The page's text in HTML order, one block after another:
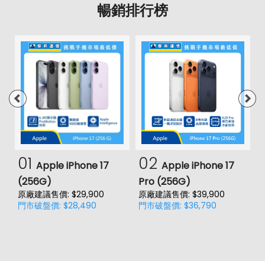
暢銷排行榜
01 Apple iPhone 17
(256G)
原廠建議售價: $29,900
門市破盤價: $28,490
02 Apple iPhone 17
Pro (256G)
原廠建議售價: $39,900
門市破盤價: $36,790